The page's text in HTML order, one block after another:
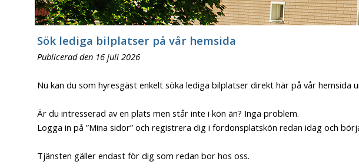
Sök lediga bilplatser på vår hemsida
Publicerad den 16 juli 2026
Nu kan du som hyresgäst enkelt söka lediga bilplatser direkt här på vår hemsida
Är du intresserad av en plats men står inte i kön än? Inga problem.
Logga in på ”Mina sidor” och registrera dig i fordonsplatskön redan idag och
Tjänsten gäller endast för dig som redan bor hos oss.